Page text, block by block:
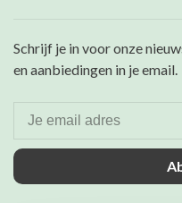
Schrijf je in voor onze
en aanbiedingen in je email.